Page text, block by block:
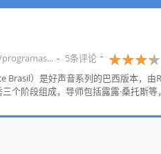
5条评论
Brasil）是好声音系列的巴西版本，
个阶段组成，导师包括露露·桑托斯等